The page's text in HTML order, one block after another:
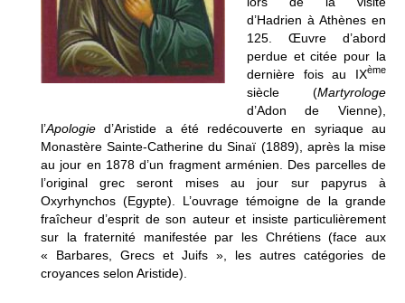
d’Hadrien à Athènes en
125. Œuvre d’abord
perdue et citée pour la
dernière fois au IXème
siècle (Martyrologe
d’Adon de Vienne),
l’Apologied’Aristide a été redécouverte en syriaque au
Monastère Sainte-Catherine du Sinaï (1889), après la mise
au jour en 1878 d’un fragment arménien. Des parcelles de
l’original grec seront mises au jour sur papyrus à
Oxyrhynchos (Egypte). L’ouvrage témoigne de la grande
fraîcheur d’esprit de son auteur et insiste particulièrement
sur la fraternité manifestée par les Chrétiens (face aux
« Barbares, Grecs et Juifs », les autres catégories de
croyances selon Aristide).